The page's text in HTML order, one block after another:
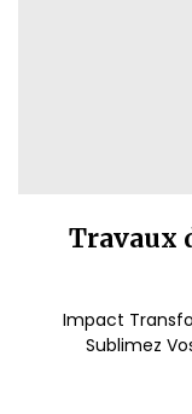
Travaux
Impact
Sublimez